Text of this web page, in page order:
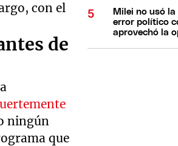
con el
de
ningún
que
Milei no usó
error político
aprovechó la